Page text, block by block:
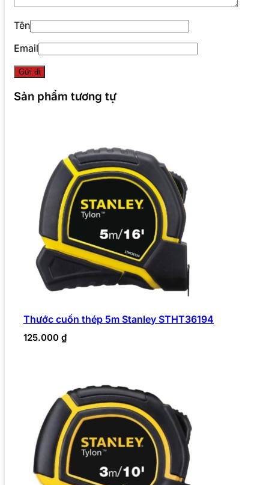
Tên
Email
Sản phẩm tương tự
Thước cuốn thép 5m Stanley STHT36194
125.000 ₫